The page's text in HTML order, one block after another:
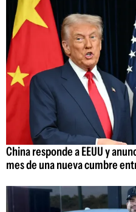
China responde a EEUU y
mes de una nueva cumbre